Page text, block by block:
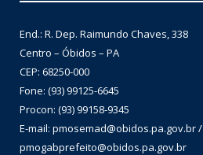
End.: R. Dep. Raimundo Chaves, 338
Centro – Óbidos – PA
CEP: 68250-000
Fone: (93) 99125-6645
Procon: (93) 99158-9345
E-mail: pmosemad@obidos.pa.gov.br /
pmogabprefeito@obidos.pa.gov.br